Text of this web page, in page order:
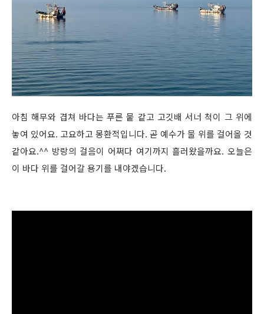
아침 해무와 겹쳐 바다는 푸른 뭍 같고 고깃배 서너 척이 그 위에
놓여 있어요. 고요하고 몽환적입니다. 곧 예수가 물 위를 걸어올 것
같아요.^^ 방랑의 걸음이 어쩌다 여기까지 흘러왔을까요. 오늘은
이 바다 위를 걸어갈 용기를 내야겠습니다.